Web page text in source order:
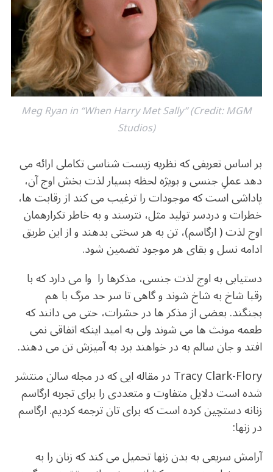
o
k p
Meg Ryan in “When Harry Met Sally” (Credit: MGM
Studios)
بر اساس تعریفی که نظریه زیست شناسی تکاملی ارائه می
دهد عملِ جنسی و بویژه لحظه بسیار لذت بخش اوج آن،
پاداشی است که موجودات را ترغیب می کند از رقابت ها،
خطرات و دردسر تولید مثل، نترسند و به خاطر تکرارهمان
اوج لذت ( ارگاسم)، تن به هر سختی بدهند و از این طریق
ادامه نسل و بقای هر موجود تضمین شود.
دستیابی به اوج لذت جنسی، مذکرها را وا می دارد که با
رقبا شاخ به شاخ شوند و گاهی تا سر حد مرگ با هم
بجنگند. بعضی از مذکر ها در حشرات، حتی می دانند که
طعمه مونث ها می شوند ولی به امید اینکه اتفاقی نمی
افتد و جان سالم به در خواهند برد به آمیزش تن می دهند.
Tracy Clark-Flory در مقاله ایی که در مجله سالن منتشر
شده است دلایل متفاوت و متعددی را برای تجربه ارگاسم
زنانه دستچین کرده است که برای تان ترجمه کردیم. ارگاسم
در زنها:
آرامش سریعی به بدن زنها تحمیل می کند که زنان را به